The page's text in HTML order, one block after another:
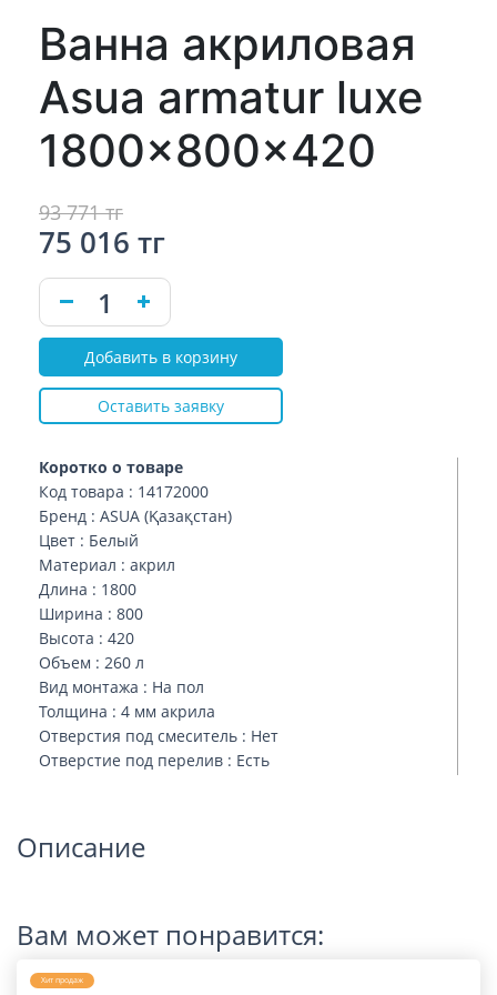
Ванна акриловая
Asua armatur luxe
1800x800x420
Коротко о товаре
Код товара : 14172000
Бренд : ASUA (Қазақстан)
Цвет : Белый
Материал : акрил
Длина : 1800
Ширина : 800
Высота : 420
Объем : 260 л
Вид монтажа : На пол
Толщина : 4 мм акрила
Отверстия под смеситель : Нет
Отверстие под перелив : Есть
93 771 тг
75 016 тг
Добавить в корзину
Оставить заявку
Описание
Вам может понравится:
Хит продаж